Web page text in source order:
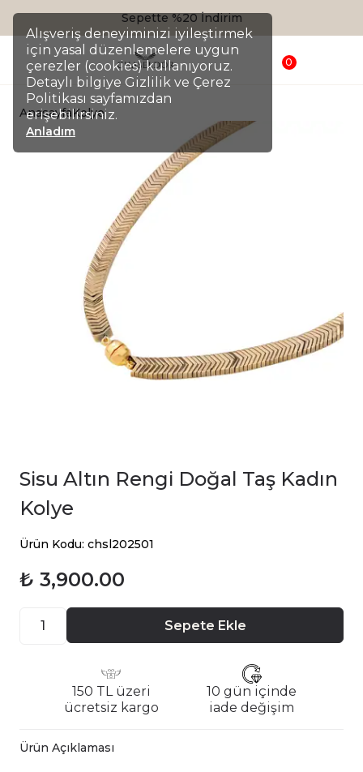
Alışveriş deneyiminizi iyileştirmek
için yasal düzenlemelere uygun
çerezler (cookies) kullanıyoruz.
Detaylı bilgiye Gizlilik ve Çerez
Politikası sayfamızdan
erişebilirsiniz.
Anladım
Sepette %20 İndirim
0
AnasayfaKolye
Sisu Altın Rengi Doğal Taş Kadın
Kolye
Ürün Kodu: chsl202501
₺ 3,900.00
Sepete Ekle
150 TL üzeri
ücretsiz kargo
10 gün içinde
iade değişim
Ürün Açıklaması